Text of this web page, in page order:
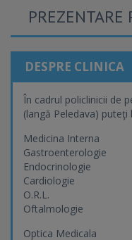
DESPRE CLINICA
În cadrul policlinicii de
(langă Peledava)
Medicina Interna
Gastroenterologie
Endocrinologie
Cardiologie
O.R.L.
Oftalmologie
Optica Medicala